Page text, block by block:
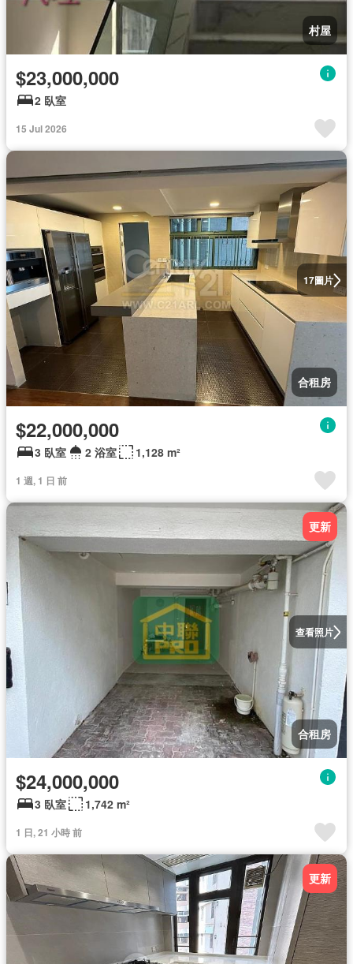
村屋
$23,000,000
2 臥室
15 Jul 2026
17圖片
合租房
$22,000,000
3 臥室 2 浴室 1,128 m²
1 週, 1 日 前
查看照片
更新
合租房
$24,000,000
3 臥室 1,742 m²
1 日, 21 小時 前
更新